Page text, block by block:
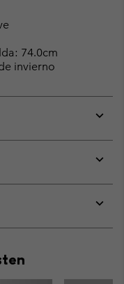
74.0cm
invierno
or
or
or